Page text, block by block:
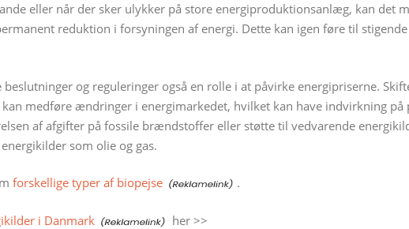
eller når der sker ulykker på store energiproduktionsanlæg, kan det
reduktion i forsyningen af energi. Dette kan igen føre til
og reguleringer også en rolle i at påvirke energipriserne.
medføre ændringer i energimarkedet, hvilket kan have indvirkning på
af afgifter på fossile brændstoffer eller støtte til vedvarende
som olie og gas.
forskellige typer af biopejse .
i Danmark her >>